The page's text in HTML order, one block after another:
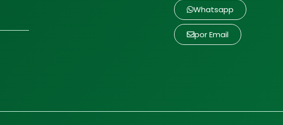
Whatsapp
por Email